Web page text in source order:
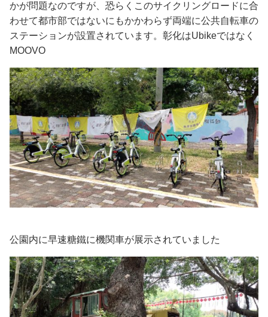
かが問題なのですが、恐らくこのサイクリングロードに合
わせて都市部ではないにもかかわらず両端に公共自転車の
ステーションが設置されています。彰化はUbikeではなく
MOOVO
公園内に早速糖鐵に機関車が展示されていました